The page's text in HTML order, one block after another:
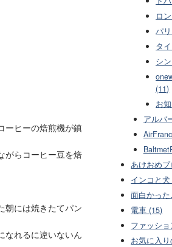
ーヒーの焙煎機が鎮
がらコーヒー豆を焙
朝には焼きたてパン
なれるに違いないん
ロ
パ
タ
シ
(11)
お
アルバ
あけおめ
インコと
面白かっ
電車 (15)
ファッシ
お気に入